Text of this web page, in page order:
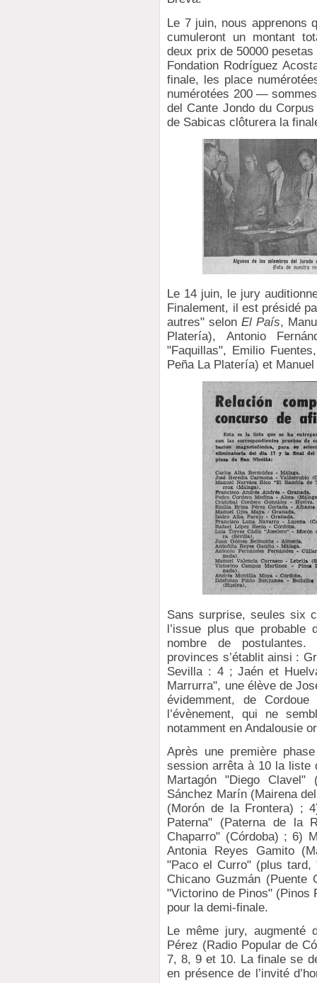
Le 7 juin, nous apprenons
cumuleront un montant
deux prix de 50000
Fondation Rodríguez
finale, les place
numérotées 200 —
del Cante Jondo du
de Sabicas clôturera la
Le 14 juin, le jury
Finalement, il est présidé
autres" selonEl País,
Platería), Antonio
"Faquillas", Emilio
Peña La Platería) et
Sans surprise, seules six
l’issue plus que probable
nombre de
provinces s’établit ainsi :
Sevilla : 4 ; Jaén et
Marrurra", une élève de
évidemment, de
l’évènement, qui ne
notamment en Andalousie
Après une première
session arrêta à 10 la liste
Martagón "Diego
Sánchez Marín (Mairena
(Morón de la Frontera) ;
Paterna" (Paterna de la
Chaparro" (Córdoba) ; 6)
Antonia Reyes Gamito
"Paco el Curro" (plus tard,
Chicano Guzmán (Puente
"Victorino de Pinos" (Pinos
pour la demi-finale.
Le même jury, augmenté
Pérez (Radio Popular de
7, 8, 9 et 10. La finale se
en présence de l’invité